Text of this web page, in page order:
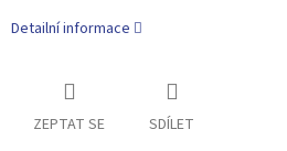
Detailní informace
ZEPTAT SE SDÍLET